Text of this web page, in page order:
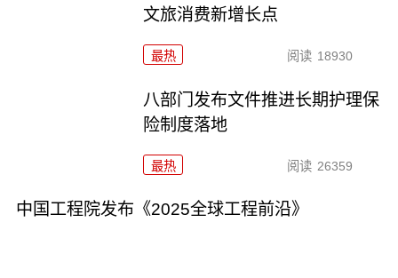
文旅消费新增长点
最热 阅读 18930
八部门发布文件推进长期护理保
险制度落地
最热 阅读 26359
中国工程院发布《2025全球工程前沿》